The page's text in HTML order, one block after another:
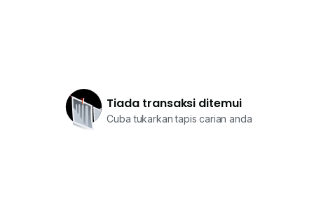
Tiada transaksi ditemui
Cuba tukarkan tapis carian anda